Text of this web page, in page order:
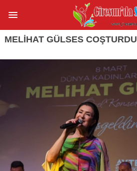
MELİHAT GÜLSES COŞTURDU